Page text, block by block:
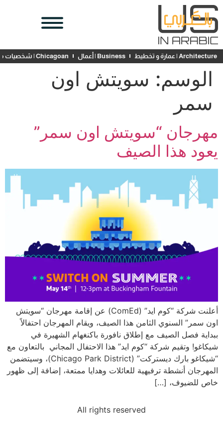
Architecture | عمارة و تخطيط Business | أعمال Chicagoan | شخصيات محلية
الوسم: سويتش اون
سمر
مهرجان “سويتش اون سمر”
يعود هذا الصيف
أعلنت شركة “كوم ايد” (ComEd) عن إقامة مهرجان “سويتش
اون سمر” السنوي الثامن هذا الصيف، ويقام المهرجان احتفالاً
ببداية فصل الصيف مع إطلاق نافورة باكنغهام الشهيرة في
شيكاغو! وتقيم شركة “كوم ايد” هذا الاحتفال المجاني بالتعاون مع
“شيكاغو بارك ديستركت” (Chicago Park District)، وسيتضمن
المهرجان أنشطة ترفيهية للعائلات وهدايا ممتعة، إضافة إلى ظهور
خاص للضيوف، […]
All rights reserved